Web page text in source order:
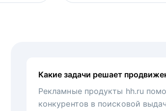
Какие задачи решает
Рекламные продукты hh.ru
конкурентов в поисковой